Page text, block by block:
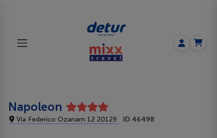
Napoleon
Via Federico Ozanam 12 20129 ID 46498